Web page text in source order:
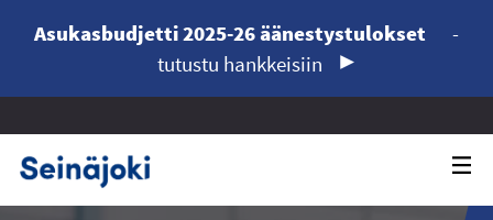
Asukasbudjetti 2025-26 äänestystulokset
-
tutustu hankkeisiin